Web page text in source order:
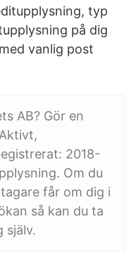
typ
på dig
vanlig post
AB? Gör en
2018-
Om du
får om dig i
så kan du ta
själv.